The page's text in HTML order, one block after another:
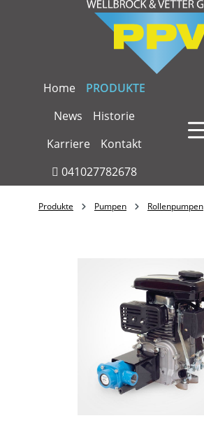
Zum Hauptinhalt springen
Home
PRODUKTE
News
Historie
Karriere
Kontakt
041027782678
Produkte Pumpen Rollenpumpen